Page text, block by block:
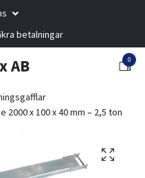
betalningar
AB 0
x 100 x 40 mm – 2,5 ton